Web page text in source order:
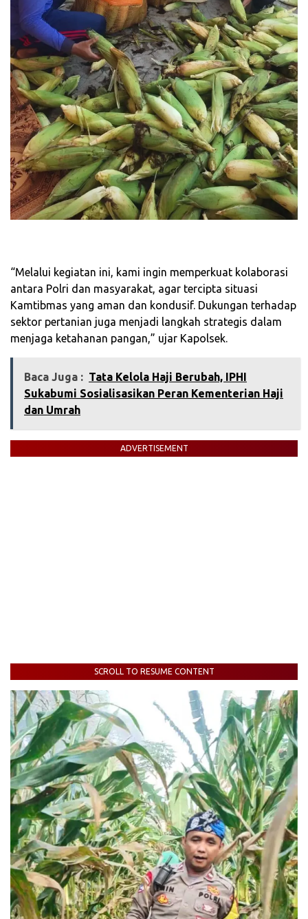
‎“Melalui kegiatan ini, kami ingin memperkuat kolaborasi
antara Polri dan masyarakat, agar tercipta situasi
Kamtibmas yang aman dan kondusif. Dukungan terhadap
sektor pertanian juga menjadi langkah strategis dalam
menjaga ketahanan pangan,” ujar Kapolsek.
Baca Juga : Tata Kelola Haji Berubah, IPHI
Sukabumi Sosialisasikan Peran Kementerian Haji
dan Umrah
ADVERTISEMENT
SCROLL TO RESUME CONTENT